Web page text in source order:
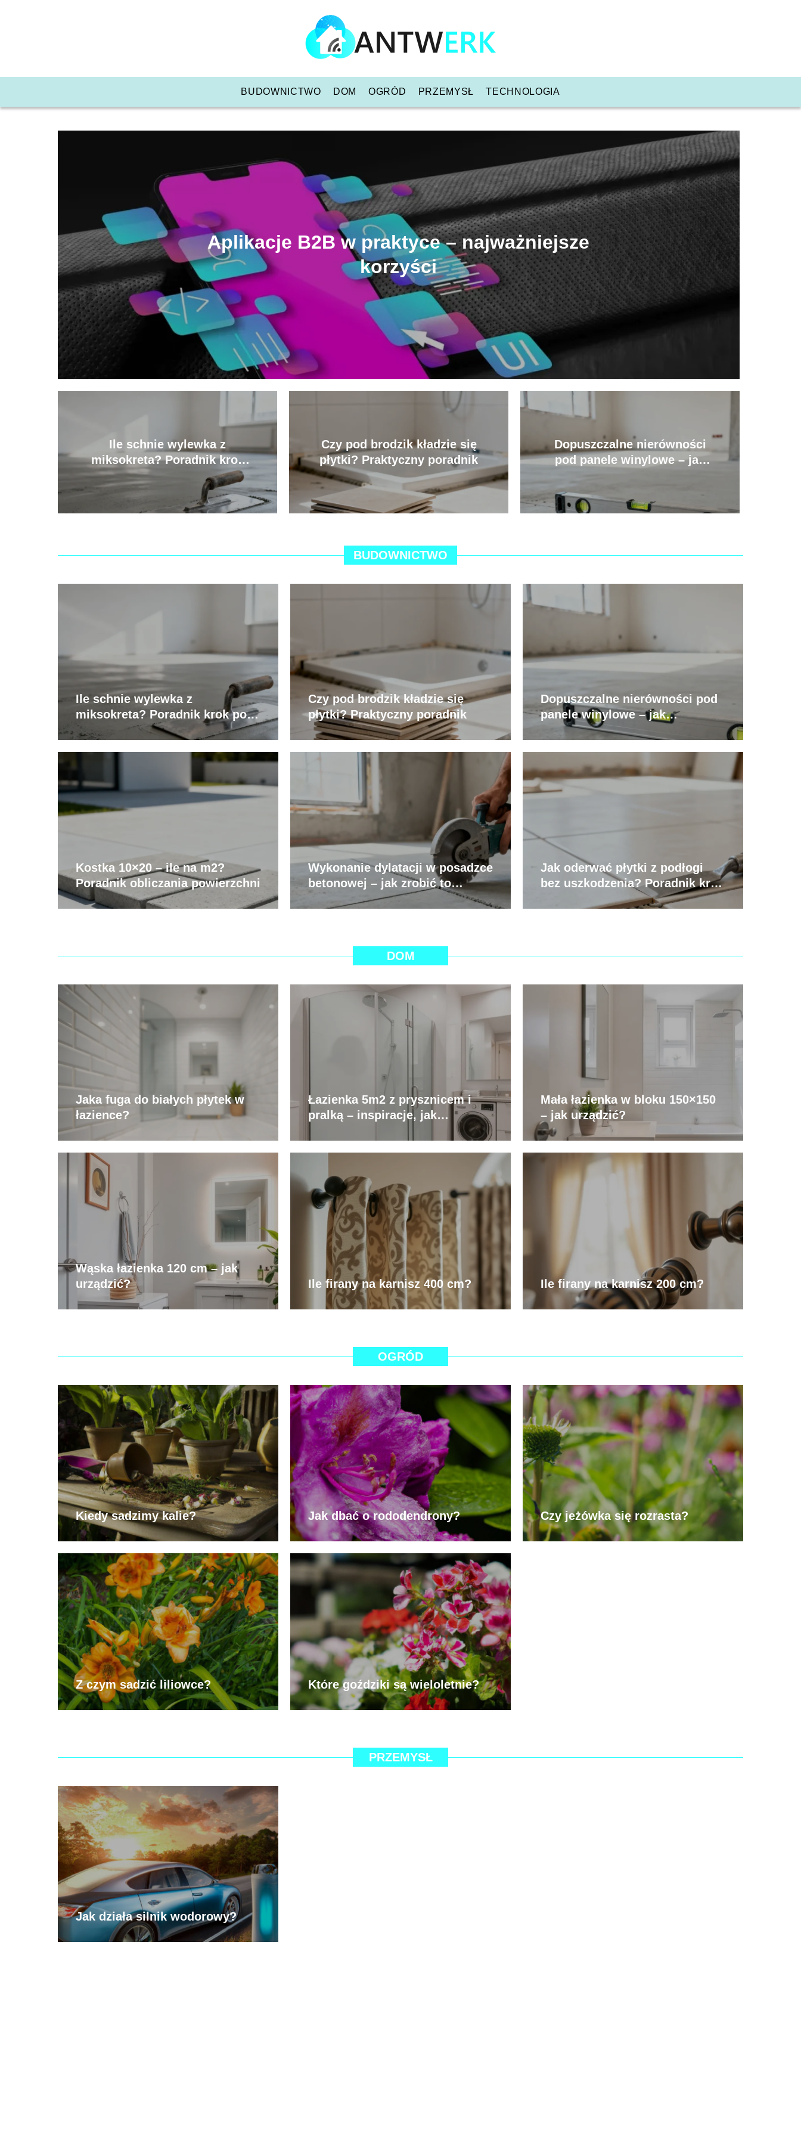
BUDOWNICTWO DOM OGRÓD PRZEMYSŁ TECHNOLOGIA
Aplikacje B2B w praktyce – najważniejsze
korzyści
Ile schnie wylewka z
miksokreta? Poradnik krok
po kroku
Czy pod brodzik kładzie się
płytki? Praktyczny poradnik
Dopuszczalne nierówności
pod panele winylowe – jak
BUDOWNICTWO
Ile schnie wylewka z
miksokreta? Poradnik krok po
kroku
Czy pod brodzik kładzie się
płytki? Praktyczny poradnik
Dopuszczalne nierówności pod
panele winylowe – jak
przygotować podłoże?
Kostka 10×20 – ile na m2?
Poradnik obliczania powierzchni
Wykonanie dylatacji w posadzce
betonowej – jak zrobić to
prawidłowo?
Jak oderwać płytki z podłogi
bez uszkodzenia? Poradnik krok
DOM
Jaka fuga do białych płytek w
łazience?
Łazienka 5m2 z prysznicem i
pralką – inspiracje, jak
Mała łazienka w bloku 150×150
– jak urządzić?
Wąska łazienka 120 cm – jak
urządzić?
Ile firany na karnisz 400 cm? Ile firany na karnisz 200 cm?
OGRÓD
Kiedy sadzimy kalie? Jak dbać o rododendrony? Czy jeżówka się rozrasta?
Z czym sadzić liliowce? Które goździki są wieloletnie?
PRZEMYSŁ
Jak działa silnik wodorowy?